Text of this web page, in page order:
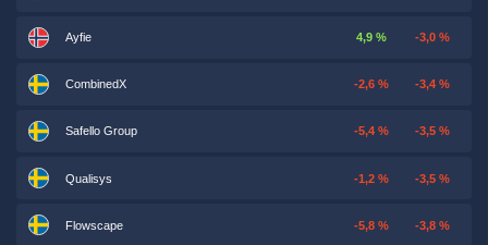
Ayfie 4,9 % -3,0 %
CombinedX -2,6 % -3,4 %
Safello Group -5,4 % -3,5 %
Qualisys -1,2 % -3,5 %
Flowscape -5,8 % -3,8 %